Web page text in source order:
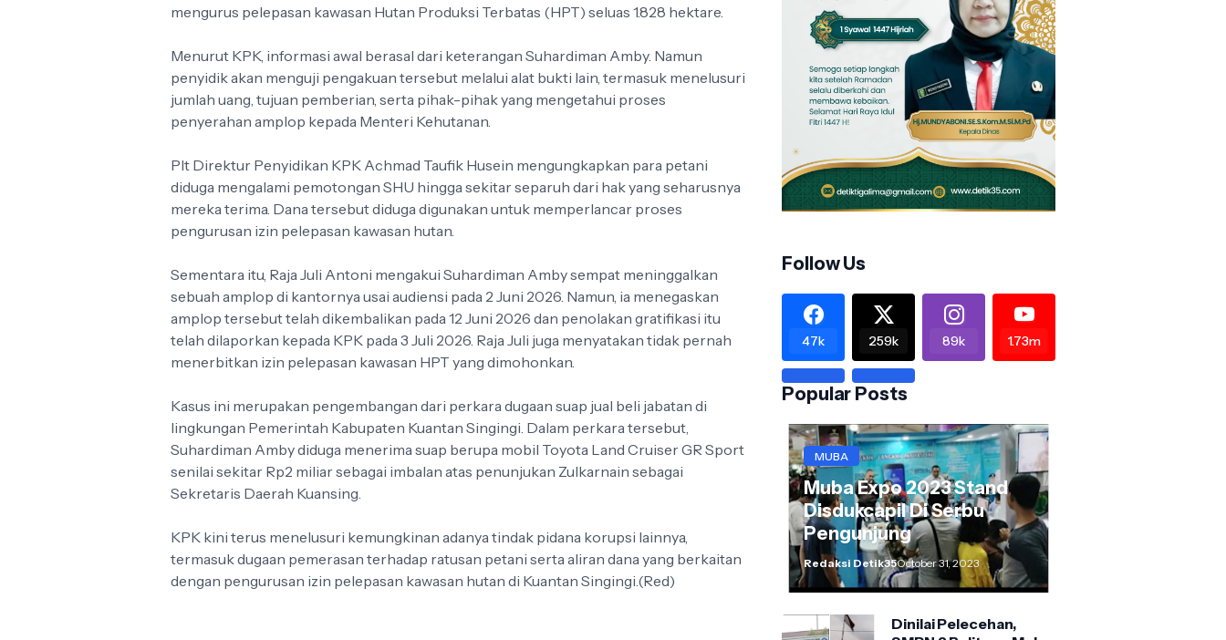
mengurus pelepasan kawasan Hutan Produksi Terbatas (HPT) seluas 1.828 hektare.
Menurut KPK, informasi awal berasal dari keterangan Suhardiman Amby. Namun
penyidik akan menguji pengakuan tersebut melalui alat bukti lain, termasuk menelusuri
jumlah uang, tujuan pemberian, serta pihak-pihak yang mengetahui proses
penyerahan amplop kepada Menteri Kehutanan.
Plt Direktur Penyidikan KPK Achmad Taufik Husein mengungkapkan para petani
diduga mengalami pemotongan SHU hingga sekitar separuh dari hak yang seharusnya
mereka terima. Dana tersebut diduga digunakan untuk memperlancar proses
pengurusan izin pelepasan kawasan hutan.
Sementara itu, Raja Juli Antoni mengakui Suhardiman Amby sempat meninggalkan
sebuah amplop di kantornya usai audiensi pada 2 Juni 2026. Namun, ia menegaskan
amplop tersebut telah dikembalikan pada 12 Juni 2026 dan penolakan gratifikasi itu
telah dilaporkan kepada KPK pada 3 Juli 2026. Raja Juli juga menyatakan tidak pernah
menerbitkan izin pelepasan kawasan HPT yang dimohonkan.
Kasus ini merupakan pengembangan dari perkara dugaan suap jual beli jabatan di
lingkungan Pemerintah Kabupaten Kuantan Singingi. Dalam perkara tersebut,
Suhardiman Amby diduga menerima suap berupa mobil Toyota Land Cruiser GR Sport
senilai sekitar Rp2 miliar sebagai imbalan atas penunjukan Zulkarnain sebagai
Sekretaris Daerah Kuansing.
KPK kini terus menelusuri kemungkinan adanya tindak pidana korupsi lainnya,
termasuk dugaan pemerasan terhadap ratusan petani serta aliran dana yang berkaitan
dengan pengurusan izin pelepasan kawasan hutan di Kuantan Singingi.(Red)
Follow Us
47k 259k 89k 1.73m
Popular Posts
MUBA
Muba Expo 2023 Stand
Disdukcapil Di Serbu
Pengunjung
Redaksi Detik35October 31, 2023
Dinilai Pelecehan,